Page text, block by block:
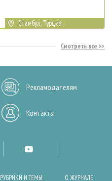
Стамбул, Турция
Смотреть все
Рекламодателям
Контакты
РУБРИКИ И ТЕМЫ О ЖУРНАЛЕ